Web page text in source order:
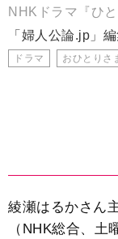
NHKドラマ『ひ
「婦人公論.jp」
ドラマ おひとりさ
綾瀬はるかさん
（NHK総合、土